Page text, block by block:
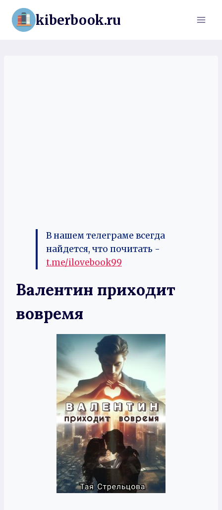
Перейти
содержимому
kiberbook.ru
В нашем телеграме всегда
найдется, что почитать -
t.me/ilovebook99
Валентин приходит
вовремя